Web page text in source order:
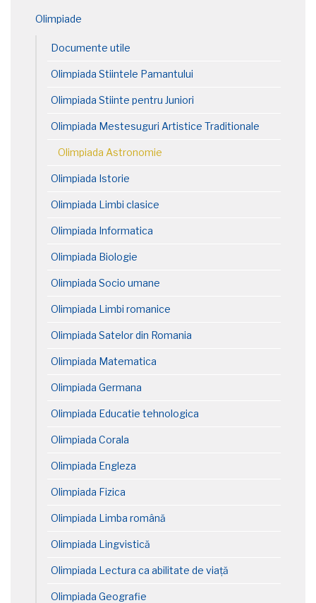
Olimpiade
Documente utile
Olimpiada Stiintele Pamantului
Olimpiada Stiinte pentru Juniori
Olimpiada Mestesuguri Artistice Traditionale
Olimpiada Astronomie
Olimpiada Istorie
Olimpiada Limbi clasice
Olimpiada Informatica
Olimpiada Biologie
Olimpiada Socio umane
Olimpiada Limbi romanice
Olimpiada Satelor din Romania
Olimpiada Matematica
Olimpiada Germana
Olimpiada Educatie tehnologica
Olimpiada Corala
Olimpiada Engleza
Olimpiada Fizica
Olimpiada Limba română
Olimpiada Lingvistică
Olimpiada Lectura ca abilitate de viață
Olimpiada Geografie